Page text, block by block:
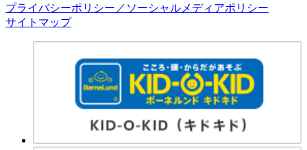
プライバシーポリシー／ソーシャルメディアポリシー
サイトマップ